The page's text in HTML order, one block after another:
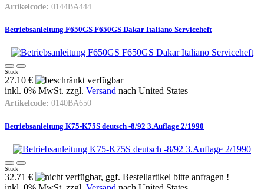
Artikelcode: 0144BA444
Betriebsanleitung F650GS F650GS Dakar Italiano Serviceheft
Stück
27.10 €
inkl. 0% MwSt. zzgl. Versand nach United States
Artikelcode: 0140BA650
Betriebsanleitung K75-K75S deutsch -8/92 3.Auflage 2/1990
Stück
32.71 €